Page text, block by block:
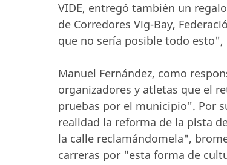
VIDE, entregó también un
de Corredores Vig-Bay,
que no sería posible todo esto",
Manuel Fernández, como
organizadores y atletas que el
pruebas por el municipio". Por
realidad la reforma de la pista
la calle reclamándomela",
carreras por "esta forma de